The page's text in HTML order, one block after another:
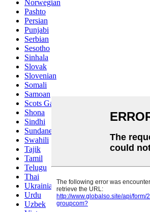
Norwegian
Pashto
Persian
Punjabi
Serbian
Sesotho
Sinhala
Slovak
Slovenian
Somali
Samoan
Scots Gaelic
Shona
Sindhi
Sundanese
Swahili
Tajik
Tamil
Telugu
Thai
Ukrainian
Urdu
Uzbek